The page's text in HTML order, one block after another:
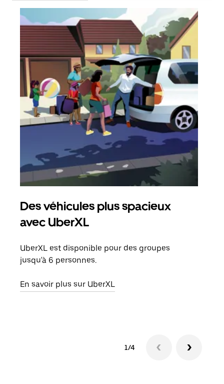
Des véhicules plus spacieux
avec UberXL
UberXL est disponible pour des groupes
jusqu'à 6 personnes.
En savoir plus sur UberXL
1/4